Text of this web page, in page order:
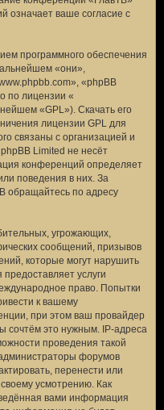
означает ваше согласие с
программного обеспечения
«они»,
«phpBB
по лицензии «
«GPL»). Скачать его
лицензии GPL для
связаны с организацией и
Limited не несёт
конференций определяет
поведения в них. За
обращайтесь по адресу
угрожающих,
сообщений, призывов
которые могут нарушить
услуги
право. Попытки
к вашему
при этом ваш провайдер
сочтём это нужным. IP-адреса
проведения такой
форумов
перенести или
усмотрению. Как
вами информация